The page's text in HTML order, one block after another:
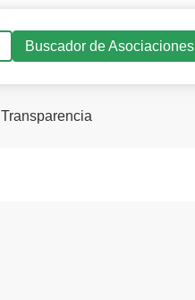
Buscador de Asociaciones
Transparencia